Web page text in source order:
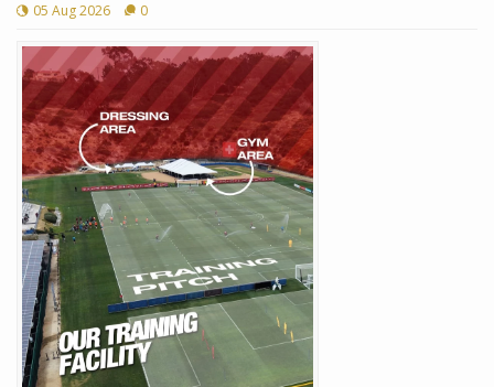
05 Aug 2026 0